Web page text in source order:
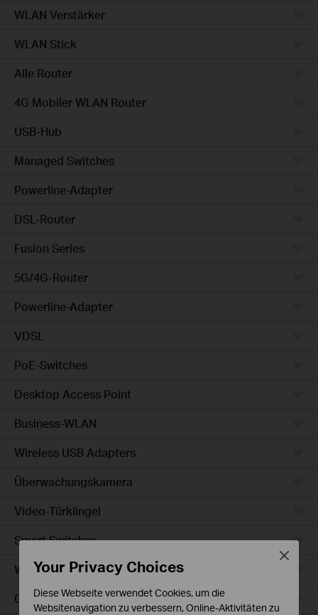
WLAN Verstärker
WLAN Stick
Alle Router
4G Mobiler WLAN Router
USB-Hub
Managed Switches
Powerline-Adapter
DSL-Router
Fusion Series
5G/4G-Router
Powerline-Adapter
VDSL
PoE-Switches
Desktop Access Point
Business-WLAN
Wireless USB Adapters
Überwachungskamera
Video-Türklingel
Smart Switches
WLAN-Steckdosen
Glühbirne & LED-Streifen
Your Privacy Choices
Diese Webseite verwendet Cookies, um die
Websitenavigation zu verbessern, Online-Aktivitäten zu
Close